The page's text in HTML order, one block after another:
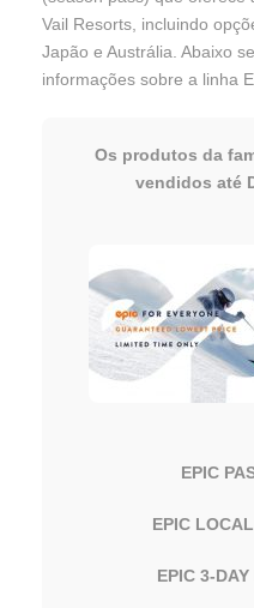
Vail Resorts, incluindo
Japão e Austrália. Abaixo
informações sobre a linha
Os produtos da
vendidos até
EPIC
EPIC
EPIC 3-DAY